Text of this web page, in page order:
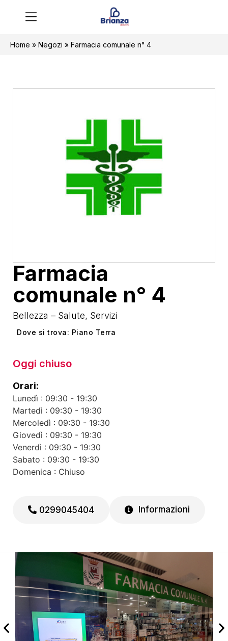
Home » Negozi » Farmacia comunale n° 4
Farmacia
comunale n° 4
Bellezza – Salute, Servizi
Dove si trova: Piano Terra
Oggi chiuso
Orari:
Lunedì : 09:30 - 19:30
Martedì : 09:30 - 19:30
Mercoledì : 09:30 - 19:30
Giovedì : 09:30 - 19:30
Venerdì : 09:30 - 19:30
Sabato : 09:30 - 19:30
Domenica : Chiuso
0299045404 Informazioni